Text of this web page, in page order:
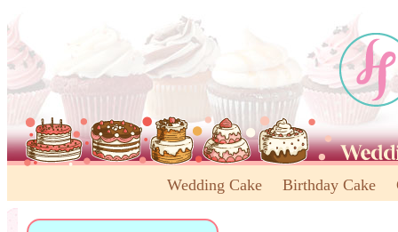
Wedding Cake Birthday Cake